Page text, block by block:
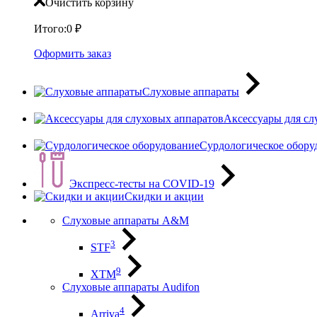
Очистить корзину
Итого:0 ₽
Оформить заказ
Слуховые аппараты
Аксессуары для
Сурдологическое
Экспресс-тесты на COVID-19
Скидки и акции
Слуховые аппараты A&M
STF3
XTM9
Слуховые аппараты Audifon
Arriva4